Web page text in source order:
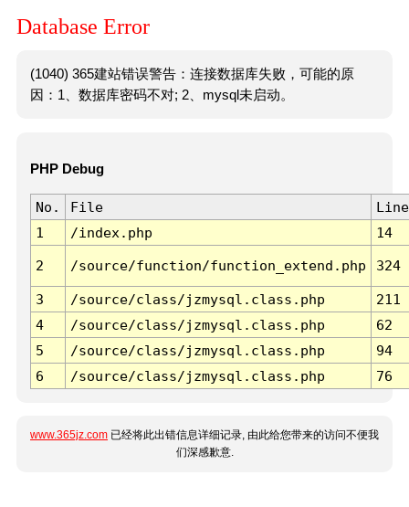
Database Error
(1040) 365建站错误警告：连接数据库失败，可能的原
因：1、数据库密码不对; 2、mysql未启动。
PHP Debug
No. File
Line
1
/index.php 14
2 /source/function/function_extend.php 324
3 /source/class/jzmysql.class.php
211
4
/source/class/jzmysql.class.php
62
5
/source/class/jzmysql.class.php
94
6
/source/class/jzmysql.class.php 76
www.365jz.com 已经将此出错信息详细记录, 由此给您带来的访问不便我
们深感歉意.